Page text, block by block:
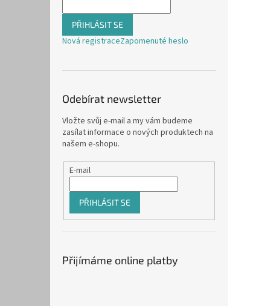
PŘIHLÁSIT SE
Nová registraceZapomenuté heslo
Odebírat newsletter
Vložte svůj e-mail a my vám budeme
zasílat informace o nových produktech na
našem e-shopu.
E-mail
PŘIHLÁSIT SE
Přijímáme online platby